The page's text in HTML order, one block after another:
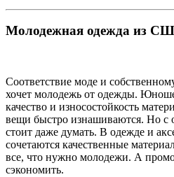
Молодежная одежда из
Соответствие моде и
хочет молодежь от одежды.
качество и износостойкость
вещи быстро изнашиваются. Но с
стоит даже думать. В одежде и
сочетаются качественные
все, что нужно молодежи. А
сэкономить.